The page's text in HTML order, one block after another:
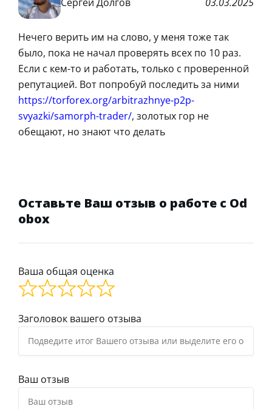
Нечего верить им на слово, у меня тоже так
было, пока не начал проверять всех по 10 раз.
Если с кем-то и работать, только с проверенной
репутацией. Вот попробуй последить за ними
https://torforex.org/arbitrazhnye-p2p-
svyazki/samorph-trader/, золотых гор не
обещают, но знают что делать
Оставьте Ваш отзыв о работе с Od
obox
Ваша общая оценка
Заголовок вашего отзыва
Ваш отзыв